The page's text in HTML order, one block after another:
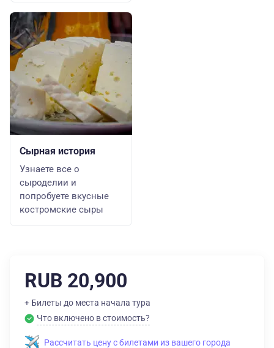
Сырная история
Узнаете все о
сыроделии и
попробуете вкусные
костромские сыры
RUB 20,900
+ Билеты до места начала тура
Что включено в стоимость?
Рассчитать цену с билетами из вашего города